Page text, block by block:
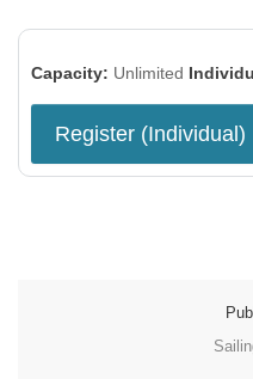
Capacity: Unlimited
Register (Individual)